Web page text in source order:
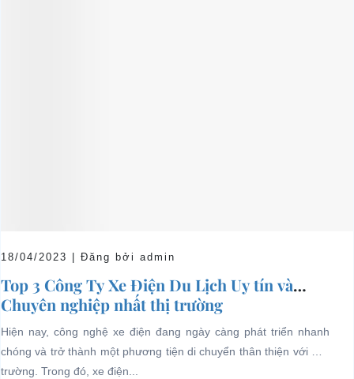
18/04/2023 | Đăng bởi admin
Top 3 Công Ty Xe Điện Du Lịch Uy tín và
Chuyên nghiệp nhất thị trường
Hiện nay, công nghệ xe điện đang ngày càng phát triển nhanh
chóng và trở thành một phương tiện di chuyển thân thiện với môi
trường. Trong đó, xe điện...